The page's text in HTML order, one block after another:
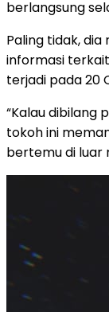
berlangsung
Paling tidak,
informasi
terjadi pada 20
“Kalau dibilang
tokoh ini
bertemu di luar